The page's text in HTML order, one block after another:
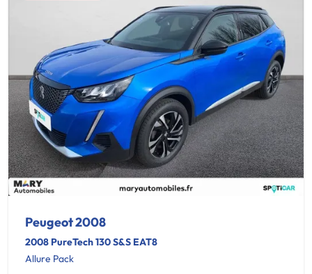
Peugeot 2008
2008 PureTech 130 S&S EAT8
Allure Pack